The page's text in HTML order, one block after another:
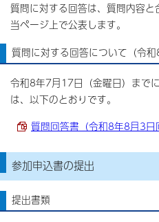
質問に対する回答は、質問内容
当ページ上で公表します。
質問に対する回答について（令和
令和8年7月17日（金曜日）まで
は、以下のとおりです。
質問回答書（令和8年8月3日
参加申込書の提出
提出書類